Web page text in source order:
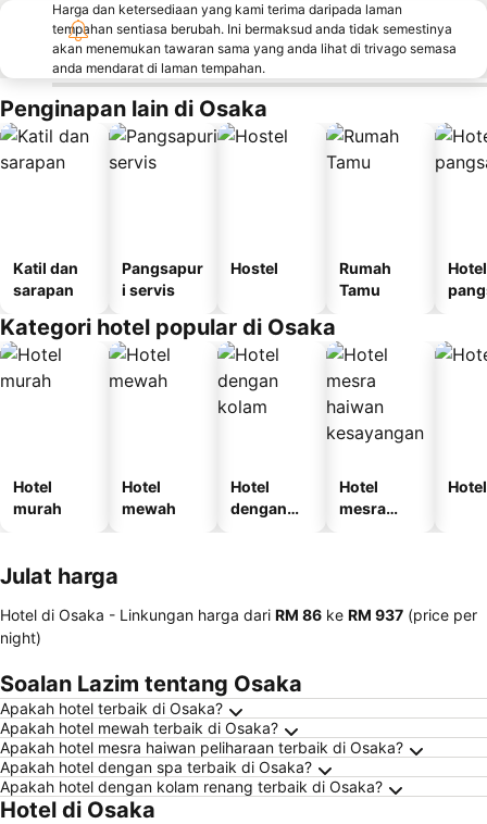
Harga dan ketersediaan yang kami terima daripada laman
tempahan sentiasa berubah. Ini bermaksud anda tidak semestinya
akan menemukan tawaran sama yang anda lihat di trivago semasa
anda mendarat di laman tempahan.
Penginapan lain di Osaka
Katil dan
sarapan
Pangsapur
i servis
Hostel
Rumah
Tamu
Hotel
Kategori hotel popular di Osaka
Hotel
murah
Hotel
mewah
Hotel
dengan
Hotel
mesra
Julat harga
Hotel di Osaka - Linkungan harga dari ‎RM 86 ke ‎RM 937 (price per
night)
Soalan Lazim tentang Osaka
Apakah hotel terbaik di Osaka?
Apakah hotel mewah terbaik di Osaka?
Apakah hotel mesra haiwan peliharaan terbaik di Osaka?
Apakah hotel dengan spa terbaik di Osaka?
Apakah hotel dengan kolam renang terbaik di Osaka?
Hotel di Osaka